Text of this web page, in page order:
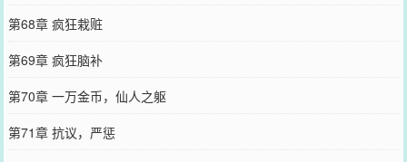
第68章 疯狂栽赃
第69章 疯狂脑补
第70章 一万金币，仙人之躯
第71章 抗议，严惩